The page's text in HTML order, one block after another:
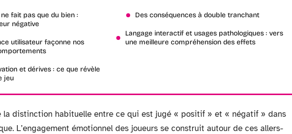
fait pas que du bien :
négative
utilisateur façonne nos
et dérives : ce que révèle
jeu
Des conséquences à double tranchant
Langage interactif et usages pathologiques : vers
une meilleure compréhension des effets
la distinction habituelle entre ce qui est jugé « positif » et « négatif » dans
L’engagement émotionnel des joueurs se construit autour de ces allers-